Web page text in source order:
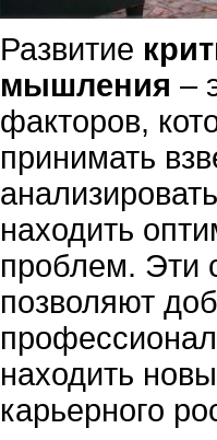
Развитие
мышления –
факторов,
принимать
находить
проблем. Эти
позволяют
находить
карьерного